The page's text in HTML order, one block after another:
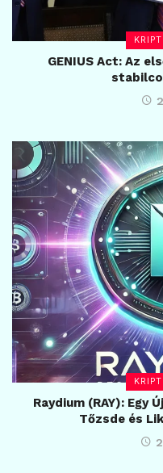
GENIUS Act: Az
Raydium (RAY): Egy
Tőzsde és